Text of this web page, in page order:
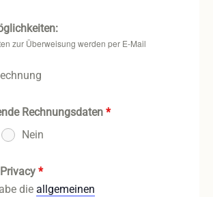
zur Überweisung werden per E-Mail
Rechnungsdaten *
Nein
*
die allgemeinen